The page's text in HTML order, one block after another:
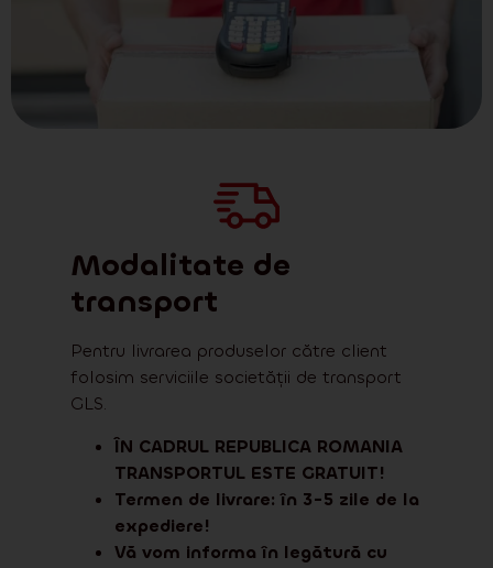
Modalitate de
transport
Pentru livrarea produselor către client
folosim serviciile societății de transport
GLS.
ÎN CADRUL REPUBLICA ROMANIA
TRANSPORTUL ESTE GRATUIT!
Termen de livrare: în 3-5 zile de la
expediere!
Vă vom informa în legătură cu